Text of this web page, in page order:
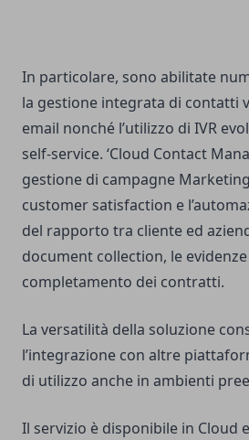
In particolare, sono abilitate
la gestione integrata di contatti
email nonché l’utilizzo di IVR
self-service. ‘Cloud Contact
gestione di campagne
customer satisfaction e
del rapporto tra cliente ed
document collection, le
completamento dei contratti.
La versatilità della soluzione
l’integrazione con altre
di utilizzo anche in ambienti
Il servizio è disponibile in Cloud